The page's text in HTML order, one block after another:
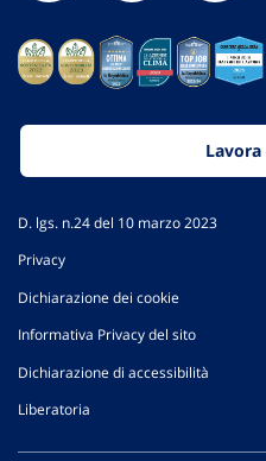
D. lgs. n.24 del 10 marzo 2023
Privacy
Dichiarazione dei cookie
Informativa Privacy del sito
Dichiarazione di accessibilità
Liberatoria